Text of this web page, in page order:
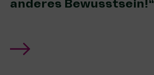
anderes Bewusstsein!“